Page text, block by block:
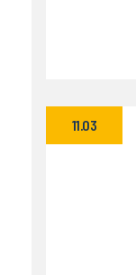
11.03